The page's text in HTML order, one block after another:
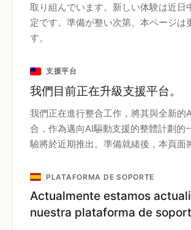
取り組んでいます。新しい体験は近日
定です。準備が整い次第、本ページは
す。
支援平台
我們目前正在升級支援平台。
我們正在進行整合工作，將其與全新的
合，作為邁向AI驅動支援的整體計劃的
驗將於近期推出。準備就緒後，本頁面
PLATAFORMA DE SOPORTE
Actualmente estamos
nuestra plataforma de